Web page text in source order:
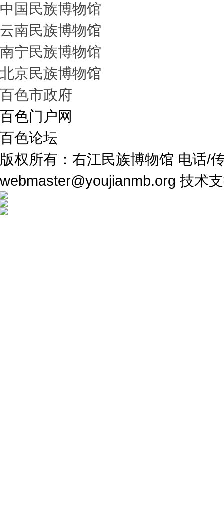
中国民族博物馆
云南民族博物馆
南宁民族博物馆
北京民族博物馆
百色市政府
百色门户网
百色论坛
版权所有：右江民族博物馆 电话/
webmaster@youjianmb.org 技术